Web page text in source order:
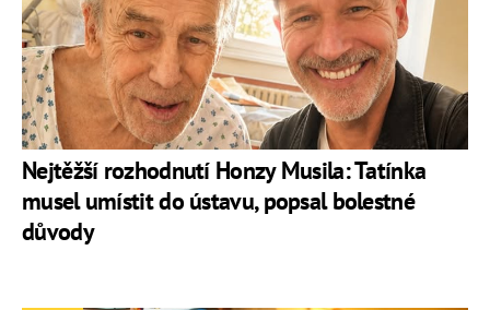
Nejtěžší rozhodnutí Honzy Musila: Tatínka
musel umístit do ústavu, popsal bolestné
důvody